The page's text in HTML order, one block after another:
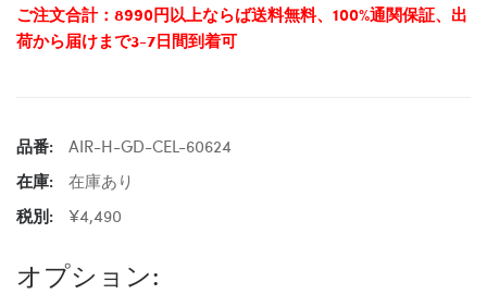
ご注文合計：8990円以上ならば送料無料、100%通関保証、出
荷から届けまで3-7日間到着可
品番:
AIR-H-GD-CEL-60624
在庫:
在庫あり
税別:
¥4,490
オプション: